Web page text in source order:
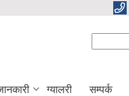
ग्यालरी सम्पर्क